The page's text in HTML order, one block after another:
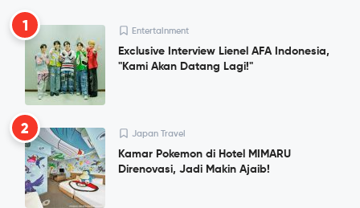
1 Entertainment
Exclusive Interview Lienel AFA Indonesia,
"Kami Akan Datang Lagi!"
2 Japan Travel
Kamar Pokemon di Hotel MIMARU
Direnovasi, Jadi Makin Ajaib!